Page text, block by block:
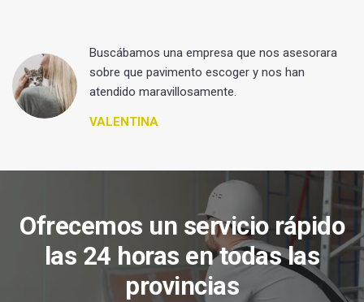
Buscábamos una empresa que nos asesorara
sobre que pavimento escoger y nos han
atendido maravillosamente.
VALENTINA
Ofrecemos un servicio rápido
las 24 horas en todas las
provincias